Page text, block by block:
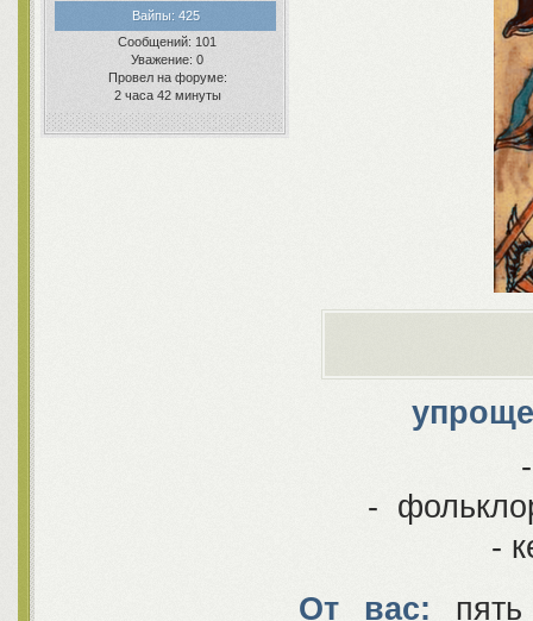
Вайпы:425
Сообщений: 101
Уважение: 0
Провел на форуме:
2 часа 42 минуты
-
-
От вас: